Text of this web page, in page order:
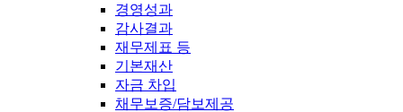
경영성과
감사결과
재무제표 등
기본재산
자금 차입
채무보증/담보제공